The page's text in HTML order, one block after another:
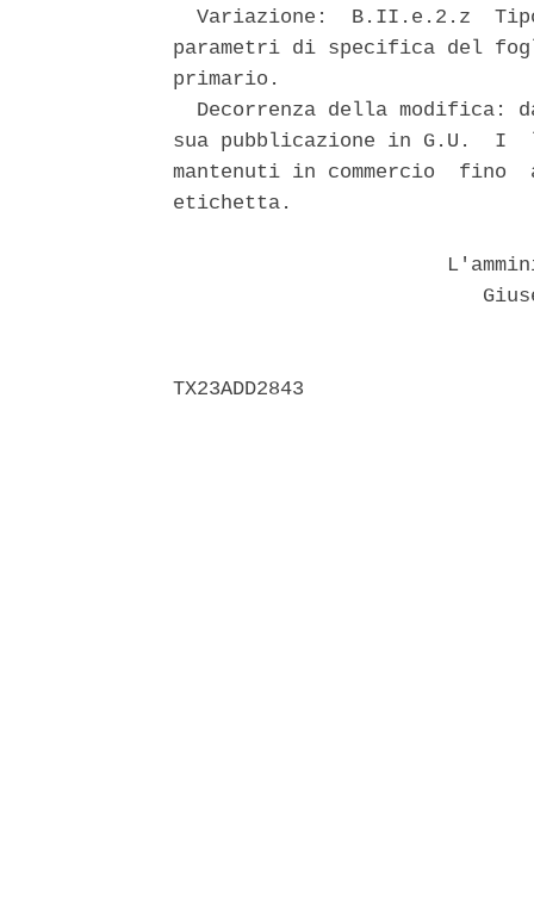
Variazione:  B.II.e.2.z
parametri di specifica del
primario.
Decorrenza della modifica:
sua pubblicazione in G.U.
mantenuti in commercio
etichetta.